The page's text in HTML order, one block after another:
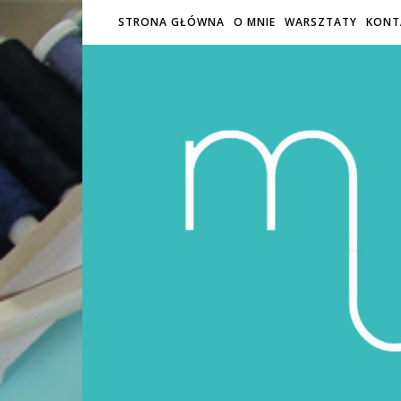
STRONA GŁÓWNA O MNIE WARSZTATY